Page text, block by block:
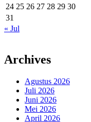
24 25 26 27 28 29 30
31
« Jul
Archives
Agustus 2026
Juli 2026
Juni 2026
Mei 2026
April 2026